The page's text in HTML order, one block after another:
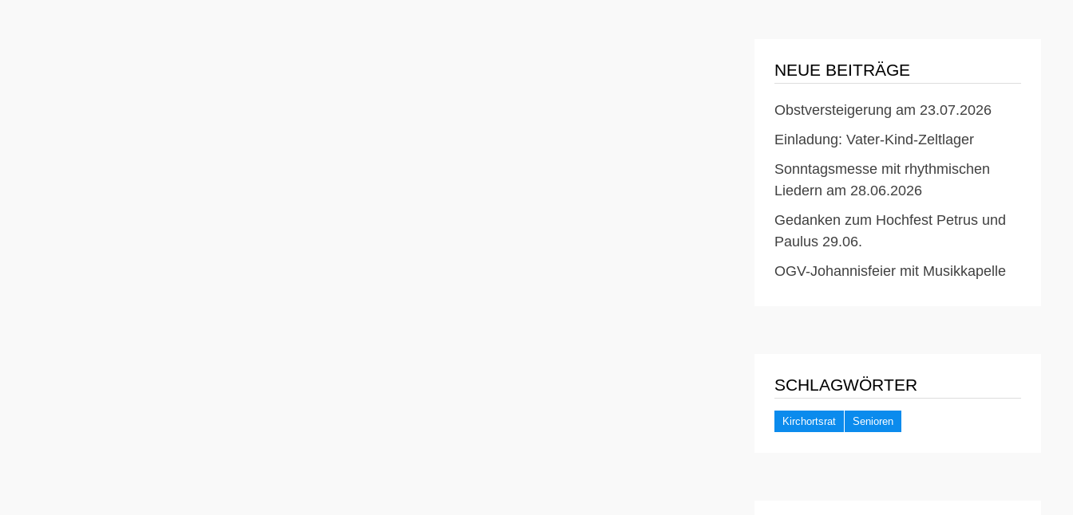
NEUE BEITRÄGE
Obstversteigerung am 23.07.2026
Einladung: Vater-Kind-Zeltlager
Sonntagsmesse mit rhythmischen
Liedern am 28.06.2026
Gedanken zum Hochfest Petrus und
Paulus 29.06.
OGV-Johannisfeier mit Musikkapelle
SCHLAGWÖRTER
Kirchortsrat Senioren